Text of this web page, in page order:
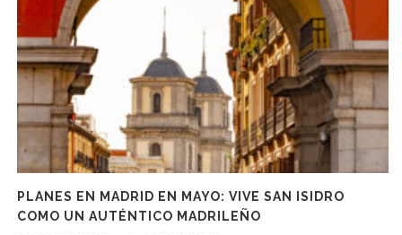
PLANES EN MADRID EN MAYO: VIVE SAN ISIDRO
COMO UN AUTÉNTICO MADRILEÑO